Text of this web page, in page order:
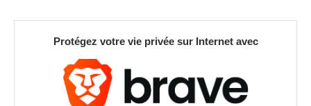
Protégez votre vie privée sur Internet avec